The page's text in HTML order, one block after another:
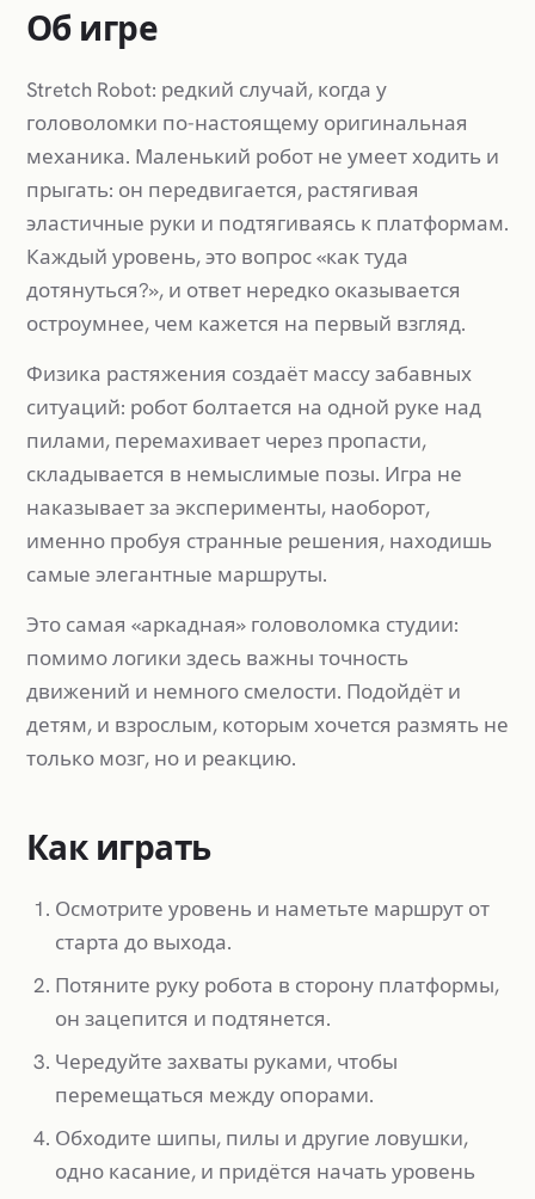
Об игре
Stretch Robot: редкий случай, когда у
головоломки по-настоящему оригинальная
механика. Маленький робот не умеет ходить и
прыгать: он передвигается, растягивая
эластичные руки и подтягиваясь к платформам.
Каждый уровень, это вопрос «как туда
дотянуться?», и ответ нередко оказывается
остроумнее, чем кажется на первый взгляд.
Физика растяжения создаёт массу забавных
ситуаций: робот болтается на одной руке над
пилами, перемахивает через пропасти,
складывается в немыслимые позы. Игра не
наказывает за эксперименты, наоборот,
именно пробуя странные решения, находишь
самые элегантные маршруты.
Это самая «аркадная» головоломка студии:
помимо логики здесь важны точность
движений и немного смелости. Подойдёт и
детям, и взрослым, которым хочется размять не
только мозг, но и реакцию.
Как играть
Осмотрите уровень и наметьте маршрут от
старта до выхода.
Потяните руку робота в сторону платформы,
он зацепится и подтянется.
Чередуйте захваты руками, чтобы
перемещаться между опорами.
Обходите шипы, пилы и другие ловушки,
одно касание, и придётся начать уровень